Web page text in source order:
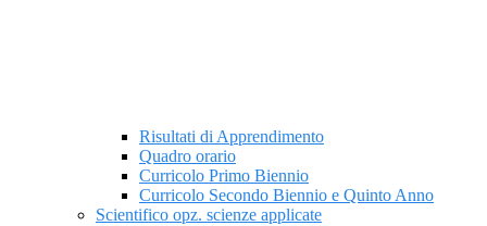
Risultati di Apprendimento
Quadro orario
Curricolo Primo Biennio
Curricolo Secondo Biennio e Quinto Anno
Scientifico opz. scienze applicate